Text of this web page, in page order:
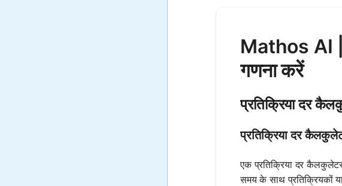
Mathos AI |
गणना करें
प्रतिक्रिया दर
प्रतिक्रिया दर
एक प्रतिक्रिया दर
समय के साथ प्रतिक्रियकों या